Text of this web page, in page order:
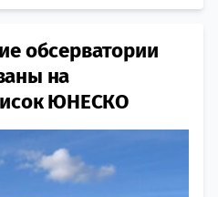
обсерватории
на
ЮНЕСКО